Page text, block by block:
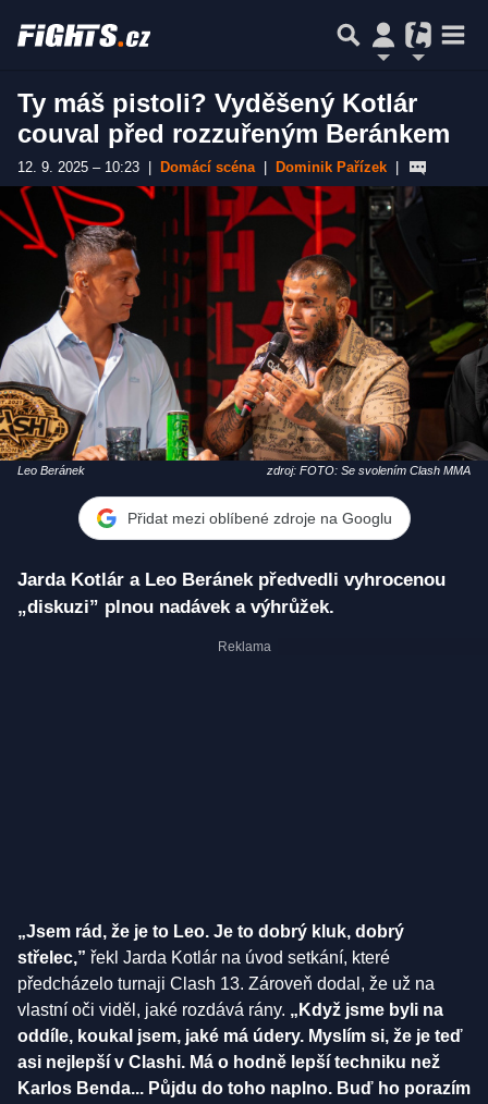
Ty máš pistoli? Vyděšený Kotlár
couval před rozzuřeným Beránkem
12. 9. 2025 – 10:23 Domácí scéna Dominik Pařízek
Leo Beránek zdroj: FOTO: Se svolením Clash MMA
Přidat mezi oblíbené zdroje na Googlu
Jarda Kotlár a Leo Beránek předvedli vyhrocenou
„diskuzi” plnou nadávek a výhrůžek.
„Jsem rád, že je to Leo. Je to dobrý kluk, dobrý
střelec,” řekl Jarda Kotlár na úvod setkání, které
předcházelo turnaji Clash 13. Zároveň dodal, že už na
vlastní oči viděl, jaké rozdává rány. „Když jsme byli na
oddíle, koukal jsem, jaké má údery. Myslím si, že je teď
asi nejlepší v Clashi. Má o hodně lepší techniku než
Karlos Benda... Půjdu do toho naplno. Buď ho porazím